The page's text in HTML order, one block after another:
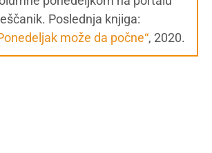
Poslednja knjiga:
može da počne“, 2020.